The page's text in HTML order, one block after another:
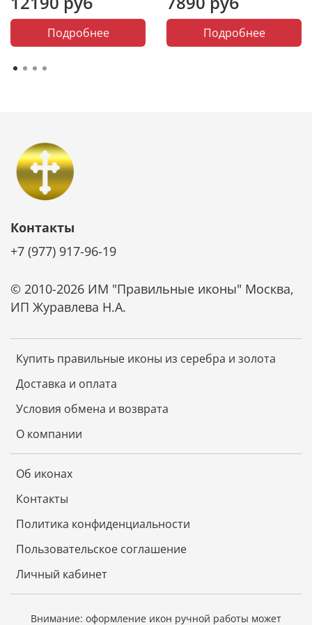
Размер, мм
высота: 6 см
Работы
Подробнее Подробнее
Купить правильные иконы из серебра и золота
Доставка и оплата
Условия обмена и возврата
О компании
Об иконах
Контакты
Политика конфиденциальности
Пользовательское соглашение
Личный кабинет
Контакты
+7 (977) 917-96-19
© 2010-2026 ИМ "Правильные иконы" Москва,
ИП Журавлева Н.А.
Внимание: оформление икон ручной работы может